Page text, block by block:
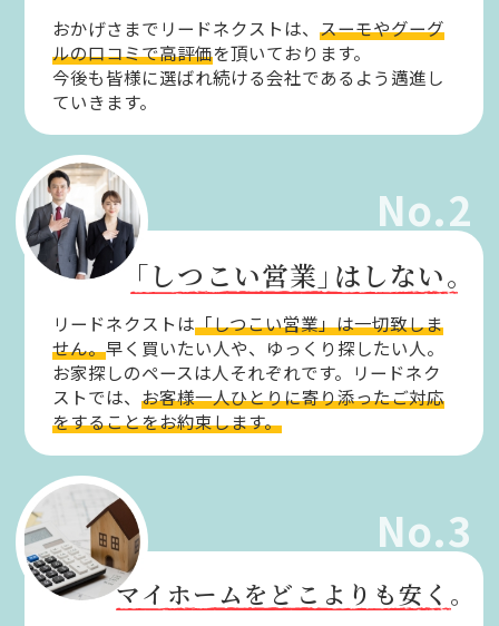
おかげさまでリードネクストは、スーモやグーグ
ルの口コミで高評価を頂いております。
今後も皆様に選ばれ続ける会社であるよう邁進し
ていきます。
No.2
「しつこい営業」はしない。
リードネクストは「しつこい営業」は一切致しま
せん。早く買いたい人や、ゆっくり探したい人。
お家探しのペースは人それぞれです。リードネク
ストでは、お客様一人ひとりに寄り添ったご対応
をすることをお約束します。
No.3
マイホームをどこよりも安く。